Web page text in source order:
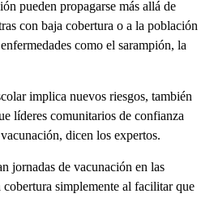
pueden propagarse más allá de
con baja cobertura o a la población
como el sarampión, la
implica nuevos riesgos, también
líderes comunitarios de confianza
dicen los expertos.
jornadas de vacunación en las
cobertura simplemente al facilitar que